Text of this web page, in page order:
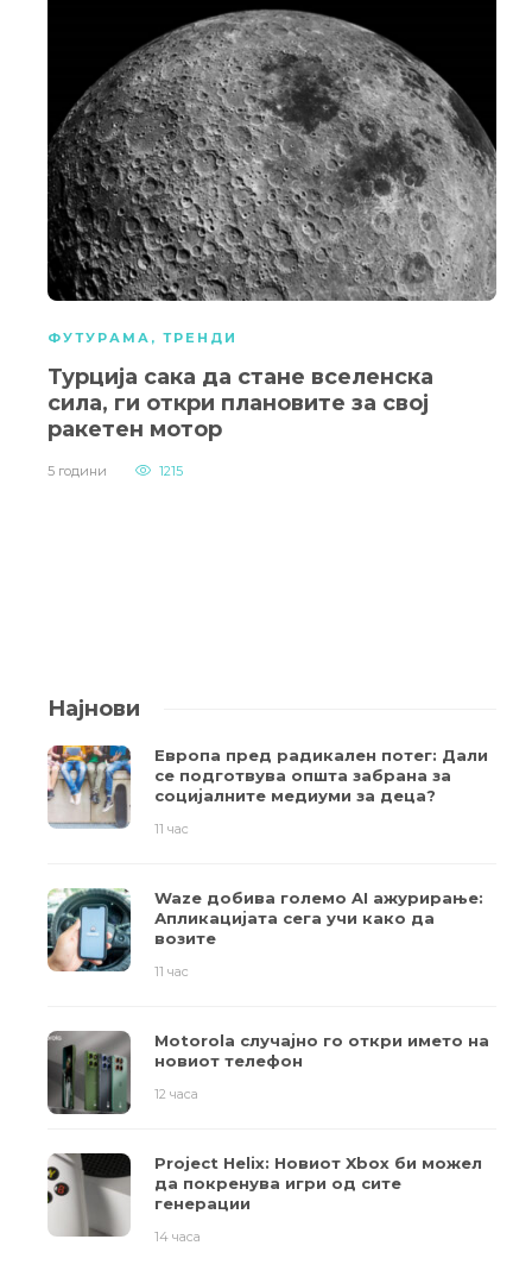
ФУТУРАМА , ТРЕНДИ
Турција сака да стане вселенска
сила, ги откри плановите за свој
ракетен мотор
5 години 1215
Најнови
Европа пред радикален потег: Дали
се подготвува општа забрана за
социјалните медиуми за деца?
11 час
Waze добива големо AI ажурирање:
Апликацијата сега учи како да
возите
11 час
Motorola случајно го откри името на
новиот телефон
12 часа
Project Helix: Новиот Xbox би можел
да покренува игри од сите
генерации
14 часа